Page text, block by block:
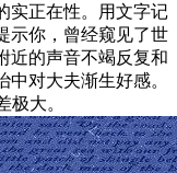
正在性。用文字记
示你，曾经窥见了世
近的声音不竭反复和
对大夫渐生好感。
大。